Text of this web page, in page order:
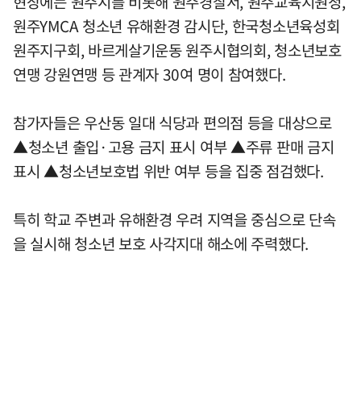
원주YMCA 청소년 유해환경 감시단, 한국청소년육성회
원주지구회, 바르게살기운동 원주시협의회, 청소년보호
연맹 강원연맹 등 관계자 30여 명이 참여했다.
참가자들은 우산동 일대 식당과 편의점 등을 대상으로
▲청소년 출입·고용 금지 표시 여부 ▲주류 판매 금지
표시 ▲청소년보호법 위반 여부 등을 집중 점검했다.
특히 학교 주변과 유해환경 우려 지역을 중심으로 단속
을 실시해 청소년 보호 사각지대 해소에 주력했다.